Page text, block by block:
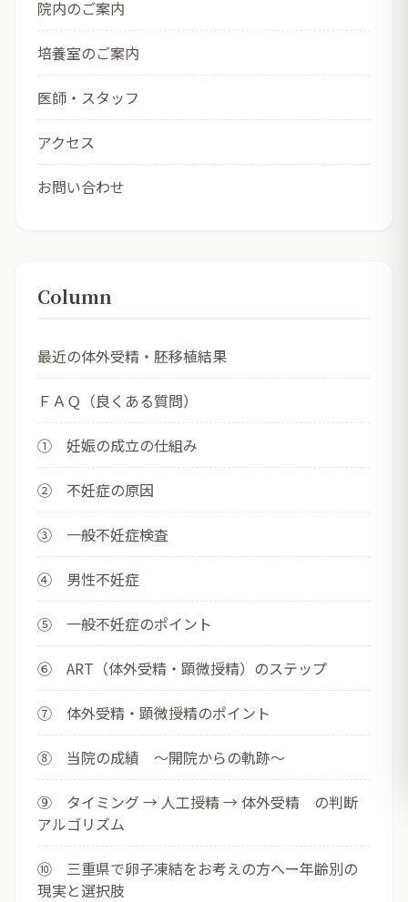
院内のご案内
培養室のご案内
医師・スタッフ
アクセス
お問い合わせ
Column
最近の体外受精・胚移植結果
ＦＡＱ（良くある質問）
① 妊娠の成立の仕組み
② 不妊症の原因
③ 一般不妊症検査
④ 男性不妊症
⑤ 一般不妊症のポイント
⑥ ART（体外受精・顕微授精）のステップ
⑦ 体外受精・顕微授精のポイント
⑧ 当院の成績 ～開院からの軌跡～
⑨ タイミング → 人工授精 → 体外受精 の判断
アルゴリズム
⑩ 三重県で卵子凍結をお考えの方へー年齢別の
現実と選択肢